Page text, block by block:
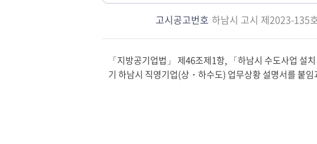
고시공고번호 하남시 고시 제2023-135